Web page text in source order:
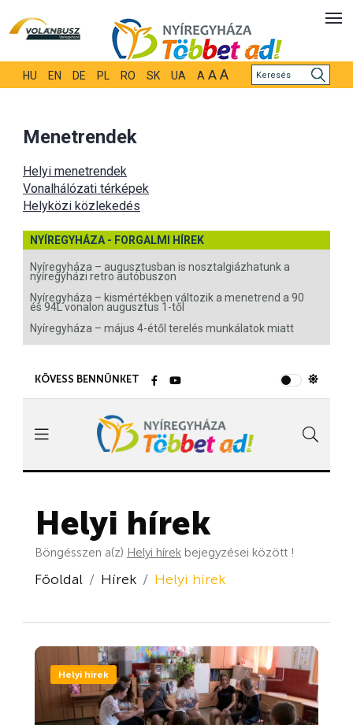
HU EN DE PL RO SK UA A A A
Menetrendek
Helyi menetrendek
Vonalhálózati térképek
Helyközi közlekedés
NYÍREGYHÁZA - FORGALMI HÍREK
Nyíregyháza – augusztusban is nosztalgiázhatunk a
nyíregyházi retro autóbuszon
Nyíregyháza – kismértékben változik a menetrend a 90
és 94L vonalon augusztus 1-től
Nyíregyháza – május 4-étől terelés munkálatok miatt